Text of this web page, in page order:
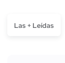
Las + Leídas